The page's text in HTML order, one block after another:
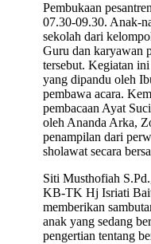
Pembukaan
07.30-09.30. Anak-
sekolah dari
Guru dan karyawan
tersebut. Kegiatan
yang dipandu oleh
pembawa acara.
pembacaan Ayat
oleh Ananda Arka,
penampilan dari
sholawat secara
Siti Musthofiah
KB-TK Hj Isriati
memberikan
anak yang sedang
pengertian tentang